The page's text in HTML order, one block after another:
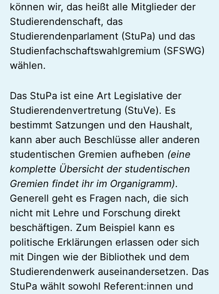
können wir, das heißt alle Mitglieder der
Studierendenschaft, das
Studierendenparlament (StuPa) und das
Studienfachschaftswahlgremium (SFSWG)
wählen.
Das StuPa ist eine Art Legislative der
Studierendenvertretung (StuVe). Es
bestimmt Satzungen und den Haushalt,
kann aber auch Beschlüsse aller anderen
studentischen Gremien aufheben (eine
komplette Übersicht der studentischen
Gremien findet ihr im Organigramm).
Generell geht es Fragen nach, die sich
nicht mit Lehre und Forschung direkt
beschäftigen. Zum Beispiel kann es
politische Erklärungen erlassen oder sich
mit Dingen wie der Bibliothek und dem
Studierendenwerk auseinandersetzen. Das
StuPa wählt sowohl Referent:innen und